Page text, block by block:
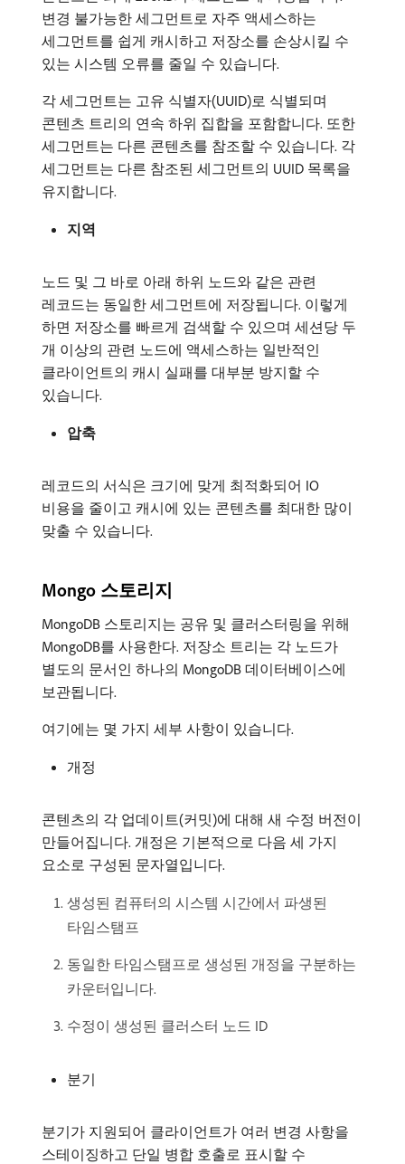
변경 불가능한 세그먼트로 자주 액세스하는
세그먼트를 쉽게 캐시하고 저장소를 손상시킬 수
있는 시스템 오류를 줄일 수 있습니다.
각 세그먼트는 고유 식별자(UUID)로 식별되며
콘텐츠 트리의 연속 하위 집합을 포함합니다. 또한
세그먼트는 다른 콘텐츠를 참조할 수 있습니다. 각
세그먼트는 다른 참조된 세그먼트의 UUID 목록을
유지합니다.
지역
노드 및 그 바로 아래 하위 노드와 같은 관련
레코드는 동일한 세그먼트에 저장됩니다. 이렇게
하면 저장소를 빠르게 검색할 수 있으며 세션당 두
개 이상의 관련 노드에 액세스하는 일반적인
클라이언트의 캐시 실패를 대부분 방지할 수
있습니다.
압축
레코드의 서식은 크기에 맞게 최적화되어 IO
비용을 줄이고 캐시에 있는 콘텐츠를 최대한 많이
맞출 수 있습니다.
Mongo 스토리지
MongoDB 스토리지는 공유 및 클러스터링을 위해
MongoDB를 사용한다. 저장소 트리는 각 노드가
별도의 문서인 하나의 MongoDB 데이터베이스에
보관됩니다.
여기에는 몇 가지 세부 사항이 있습니다.
개정
콘텐츠의 각 업데이트(커밋)에 대해 새 수정 버전이
만들어집니다. 개정은 기본적으로 다음 세 가지
요소로 구성된 문자열입니다.
생성된 컴퓨터의 시스템 시간에서 파생된
타임스탬프
동일한 타임스탬프로 생성된 개정을 구분하는
카운터입니다.
수정이 생성된 클러스터 노드 ID
분기
분기가 지원되어 클라이언트가 여러 변경 사항을
스테이징하고 단일 병합 호출로 표시할 수